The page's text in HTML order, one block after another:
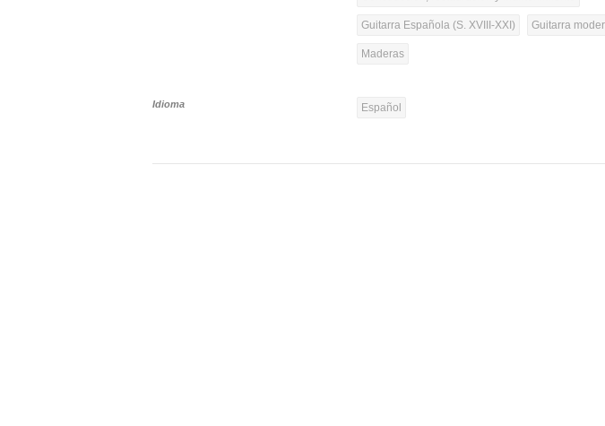
Guitarra Española (S. XVIII-XXI) Guitarra
Maderas
Idioma Español